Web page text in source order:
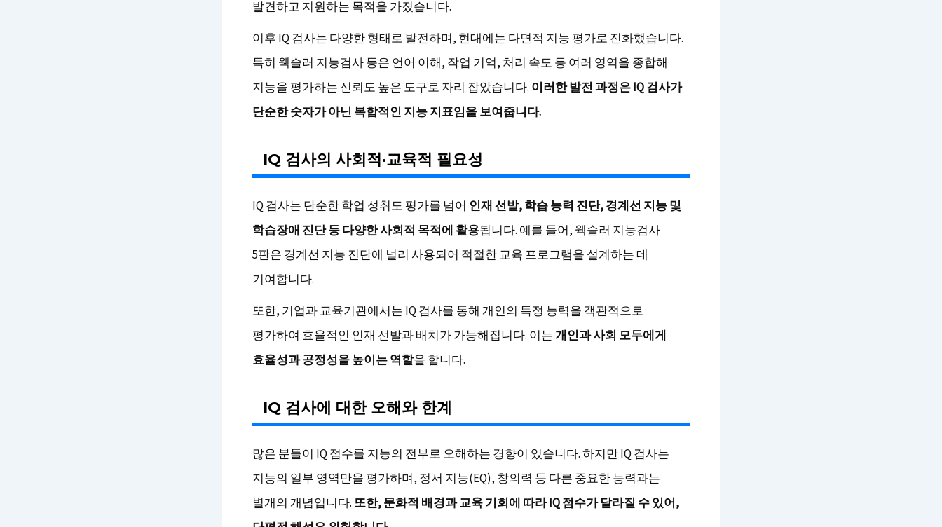
발견하고 지원하는 목적을 가졌습니다.
이후 IQ 검사는 다양한 형태로 발전하며, 현대에는 다면적 지능 평가로 진화했습니다.
특히 웩슬러 지능검사 등은 언어 이해, 작업 기억, 처리 속도 등 여러 영역을 종합해
지능을 평가하는 신뢰도 높은 도구로 자리 잡았습니다. 이러한 발전 과정은 IQ 검사가
단순한 숫자가 아닌 복합적인 지능 지표임을 보여줍니다.
IQ 검사의 사회적·교육적 필요성
IQ 검사는 단순한 학업 성취도 평가를 넘어 인재 선발, 학습 능력 진단, 경계선 지능 및
학습장애 진단 등 다양한 사회적 목적에 활용됩니다. 예를 들어, 웩슬러 지능검사
5판은 경계선 지능 진단에 널리 사용되어 적절한 교육 프로그램을 설계하는 데
기여합니다.
또한, 기업과 교육기관에서는 IQ 검사를 통해 개인의 특정 능력을 객관적으로
평가하여 효율적인 인재 선발과 배치가 가능해집니다. 이는개인과 사회 모두에게
효율성과 공정성을 높이는 역할을 합니다.
IQ 검사에 대한 오해와 한계
많은 분들이 IQ 점수를 지능의 전부로 오해하는 경향이 있습니다. 하지만 IQ 검사는
지능의 일부 영역만을 평가하며, 정서 지능(EQ), 창의력 등 다른 중요한 능력과는
별개의 개념입니다. 또한, 문화적 배경과 교육 기회에 따라 IQ 점수가 달라질 수 있어,